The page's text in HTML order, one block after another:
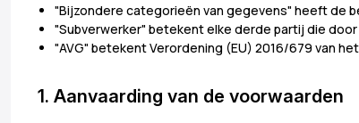
"Bijzondere categorieën van gegevens" heeft de
"Subverwerker" betekent elke derde partij die
"AVG" betekent Verordening (EU) 2016/679 van
1. Aanvaarding van de voorwaarden